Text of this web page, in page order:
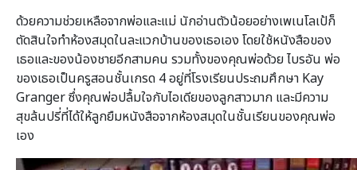
ด้วยความช่วยเหลือจากพ่อและแม่ นักอ่านตัวน้อยอย่างเพเนโลเป้ก็
ตัดสินใจทำห้องสมุดในละแวกบ้านของเธอเอง โดยใช้หนังสือของ
เธอและของน้องชายอีกสามคน รวมทั้งของคุณพ่อด้วย ไบรอัน พ่อ
ของเธอเป็นครูสอนชั้นเกรด 4 อยู่ที่โรงเรียนประถมศึกษา Kay
Granger ซึ่งคุณพ่อปลื้มใจกับไอเดียของลูกสาวมาก และมีความ
สุขล้นปรี่ที่ได้ให้ลูกยืมหนังสือจากห้องสมุดในชั้นเรียนของคุณพ่อ
เอง